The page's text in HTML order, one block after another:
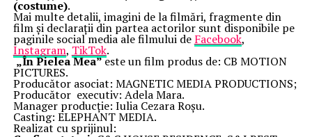
(costume).
Mai multe detalii, imagini de la filmări, fragmente din
film și declarații din partea actorilor sunt disponibile pe
paginile social media ale filmului de Facebook,
Instagram, TikTok.
„În Pielea Mea”este un film produs de: CB MOTION
PICTURES.
Producător asociat: MAGNETIC MEDIA PRODUCTIONS;
Producător executiv: Adela Mara.
Manager producție: Iulia Cezara Roșu.
Casting: ELEPHANT MEDIA.
Realizat cu sprijinul: